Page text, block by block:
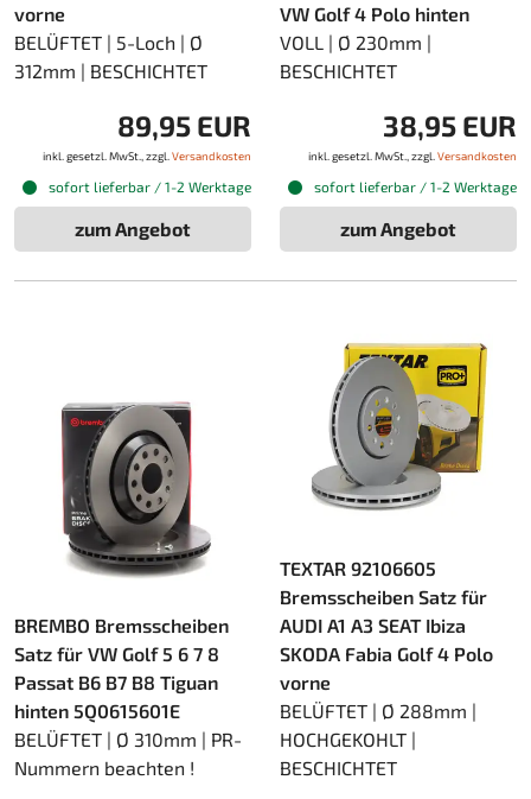
vorne
BELÜFTET | 5-Loch | Ø
312mm | BESCHICHTET
89,95 EUR
inkl. gesetzl. MwSt., zzgl. Versandkosten
sofort lieferbar / 1-2 Werktage
zum Angebot
VW Golf 4 Polo hinten
VOLL | Ø 230mm |
BESCHICHTET
38,95 EUR
inkl. gesetzl. MwSt., zzgl. Versandkosten
sofort lieferbar / 1-2 Werktage
zum Angebot
BREMBO Bremsscheiben
Satz für VW Golf 5 6 7 8
Passat B6 B7 B8 Tiguan
hinten 5Q0615601E
BELÜFTET | Ø 310mm | PR-
Nummern beachten !
TEXTAR 92106605
Bremsscheiben Satz für
AUDI A1 A3 SEAT Ibiza
SKODA Fabia Golf 4 Polo
vorne
BELÜFTET | Ø 288mm |
HOCHGEKOHLT |
BESCHICHTET